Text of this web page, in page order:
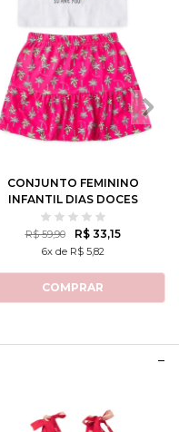
2 3 4 6 8
10 12
CONJUNTO FEMININO
INFANTIL DIAS DOCES
R$ 59,90 R$ 33,15
6x de R$ 5,82
COMPRAR